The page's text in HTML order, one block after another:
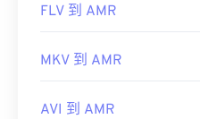
FLV 到 AMR
MKV 到 AMR
AVI 到 AMR